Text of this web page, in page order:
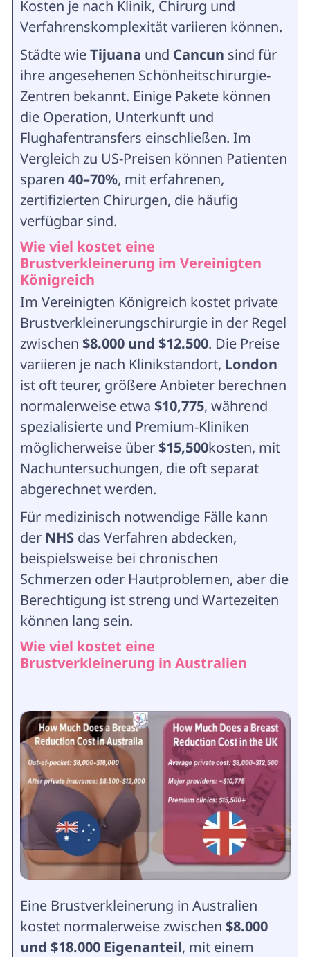
Kosten je nach Klinik, Chirurg und
Verfahrenskomplexität variieren können.
Städte wieTijuana und Cancun sind für
ihre angesehenen Schönheitschirurgie-
Zentren bekannt. Einige Pakete können
die Operation, Unterkunft und
Flughafentransfers einschließen. Im
Vergleich zu US-Preisen können Patienten
sparen 40–70%, mit erfahrenen,
zertifizierten Chirurgen, die häufig
verfügbar sind.
Wie viel kostet eine
Brustverkleinerung im Vereinigten
Königreich
Im Vereinigten Königreich kostet private
Brustverkleinerungschirurgie in der Regel
zwischen $8.000 und $12.500. Die Preise
variieren je nach Klinikstandort, London
ist oft teurer, größere Anbieter berechnen
normalerweise etwa $10,775, während
spezialisierte und Premium-Kliniken
möglicherweise über $15,500kosten, mit
Nachuntersuchungen, die oft separat
abgerechnet werden.
Für medizinisch notwendige Fälle kann
der NHSdas Verfahren abdecken,
beispielsweise bei chronischen
Schmerzen oder Hautproblemen, aber die
Berechtigung ist streng und Wartezeiten
können lang sein.
Wie viel kostet eine
Brustverkleinerung in Australien
Eine Brustverkleinerung in Australien
kostet normalerweise zwischen $8.000
und $18.000 Eigenanteil, mit einem